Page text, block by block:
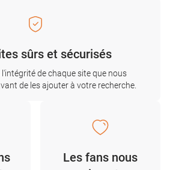
sûrs et sécurisés
de chaque site que nous
de les ajouter à votre recherche.
Les fans nous